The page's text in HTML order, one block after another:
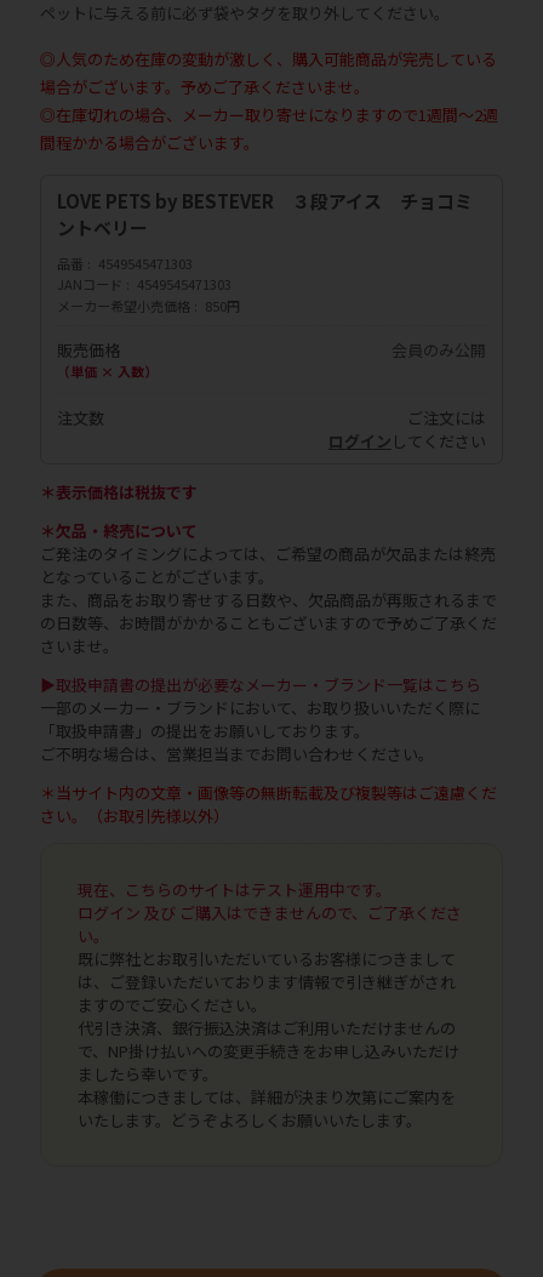
ペットに与える前に必ず袋やタグを取り外してください。
◎人気のため在庫の変動が激しく、購入可能商品が完売している
場合がございます。予めご了承くださいませ。
◎在庫切れの場合、メーカー取り寄せになりますので1週間～2週
間程かかる場合がございます。
LOVE PETS by BESTEVER ３段アイス チョコミ
ントベリー
品番
4549545471303
JANコード
4549545471303
メーカー希望小売価格
850円
販売価格
（単価 × 入数）
会員のみ公開
注文数
ご注文には
ログイン してください
＊表示価格は税抜です
＊欠品・終売について
ご発注のタイミングによっては、ご希望の商品が欠品または終売
となっていることがございます。
また、商品をお取り寄せする日数や、欠品商品が再販されるまで
の日数等、お時間がかかることもございますので予めご了承くだ
さいませ。
▶取扱申請書の提出が必要なメーカー・ブランド一覧はこちら
一部のメーカー・ブランドにおいて、お取り扱いいただく際に
「取扱申請書」の提出をお願いしております。
ご不明な場合は、営業担当までお問い合わせください。
＊当サイト内の文章・画像等の無断転載及び複製等はご遠慮くだ
さい。（お取引先様以外）
現在、こちらのサイトはテスト運用中です。
ログイン 及び ご購入はできませんので、ご了承くださ
い。
既に弊社とお取引いただいているお客様につきまして
は、ご登録いただいております情報で引き継ぎがされ
ますのでご安心ください。
代引き決済、銀行振込決済はご利用いただけませんの
で、NP掛け払いへの変更手続きをお申し込みいただけ
ましたら幸いです。
本稼働につきましては、詳細が決まり次第にご案内を
いたします。どうぞよろしくお願いいたします。